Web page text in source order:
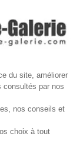
du site, améliorer
consultés par nos
nos conseils et
choix à tout
